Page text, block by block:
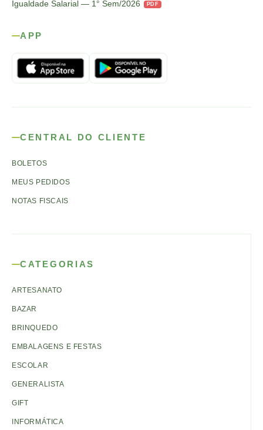
Igualdade Salarial — 1° Sem/2026
PDF
APP
CENTRAL DO CLIENTE
BOLETOS
MEUS PEDIDOS
NOTAS FISCAIS
CATEGORIAS
ARTESANATO
BAZAR
BRINQUEDO
EMBALAGENS E FESTAS
ESCOLAR
GENERALISTA
GIFT
INFORMÁTICA